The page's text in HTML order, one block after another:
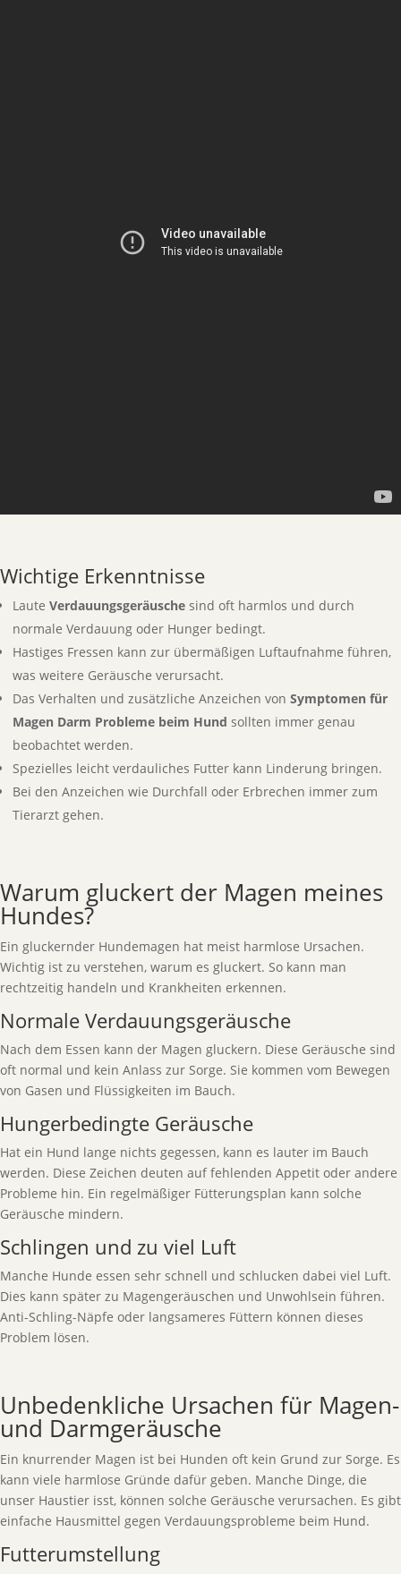
Wichtige Erkenntnisse
Laute Verdauungsgeräusche sind oft harmlos und durch
normale Verdauung oder Hunger bedingt.
Hastiges Fressen kann zur übermäßigen Luftaufnahme führen,
was weitere Geräusche verursacht.
Das Verhalten und zusätzliche Anzeichen von Symptomen für
Magen Darm Probleme beim Hund sollten immer genau
beobachtet werden.
Spezielles leicht verdauliches Futter kann Linderung bringen.
Bei den Anzeichen wie Durchfall oder Erbrechen immer zum
Tierarzt gehen.
Warum gluckert der Magen meines
Hundes?
Ein gluckernder Hundemagen hat meist harmlose Ursachen.
Wichtig ist zu verstehen, warum es gluckert. So kann man
rechtzeitig handeln und Krankheiten erkennen.
Normale Verdauungsgeräusche
Nach dem Essen kann der Magen gluckern. Diese Geräusche sind
oft normal und kein Anlass zur Sorge. Sie kommen vom Bewegen
von Gasen und Flüssigkeiten im Bauch.
Hungerbedingte Geräusche
Hat ein Hund lange nichts gegessen, kann es lauter im Bauch
werden. Diese Zeichen deuten auf fehlenden Appetit oder andere
Probleme hin. Ein regelmäßiger Fütterungsplan kann solche
Geräusche mindern.
Schlingen und zu viel Luft
Manche Hunde essen sehr schnell und schlucken dabei viel Luft.
Dies kann später zu Magengeräuschen und Unwohlsein führen.
Anti-Schling-Näpfe oder langsameres Füttern können dieses
Problem lösen.
Unbedenkliche Ursachen für Magen-
und Darmgeräusche
Ein knurrender Magen ist bei Hunden oft kein Grund zur Sorge. Es
kann viele harmlose Gründe dafür geben. Manche Dinge, die
unser Haustier isst, können solche Geräusche verursachen. Es gibt
einfache Hausmittel gegen Verdauungsprobleme beim Hund.
Futterumstellung